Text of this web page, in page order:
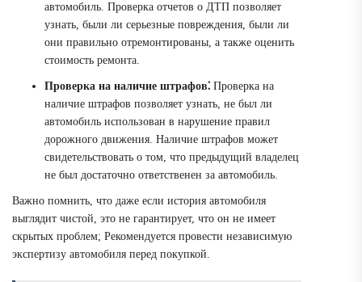
автомобиль. Проверка отчетов о ДТП позволяет
узнать, были ли серьезные повреждения, были ли
они правильно отремонтированы, а также оценить
стоимость ремонта.
Проверка на наличие штрафов⁚ Проверка на
наличие штрафов позволяет узнать, не был ли
автомобиль использован в нарушение правил
дорожного движения. Наличие штрафов может
свидетельствовать о том, что предыдущий владелец
не был достаточно ответственен за автомобиль.
Важно помнить, что даже если история автомобиля
выглядит чистой, это не гарантирует, что он не имеет
скрытых проблем; Рекомендуется провести независимую
экспертизу автомобиля перед покупкой.